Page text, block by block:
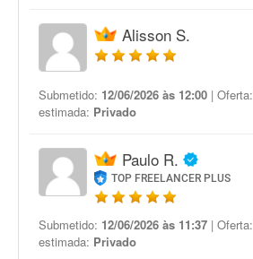
Alisson S.
Submetido: 12/06/2026 às 12:00 | Oferta:
estimada: Privado
Paulo R.
TOP FREELANCER PLUS
Submetido: 12/06/2026 às 11:37 | Oferta:
estimada: Privado